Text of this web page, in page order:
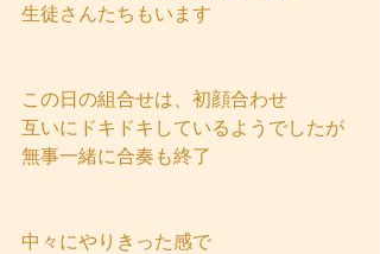
生徒さんたちもいます
この日の組合せは、初顔合わせ
互いにドキドキしているようでしたが
無事一緒に合奏も終了
中々にやりきった感で